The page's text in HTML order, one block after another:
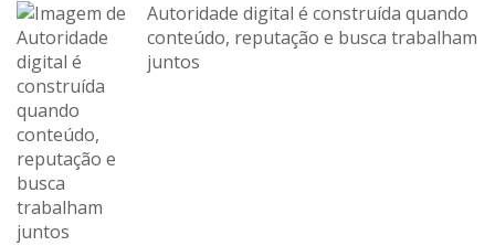
Autoridade digital é construída quando
conteúdo, reputação e busca trabalham
juntos